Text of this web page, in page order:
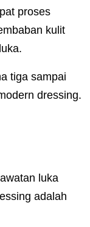
proses
kulit
tiga sampai
dressing.
luka
adalah